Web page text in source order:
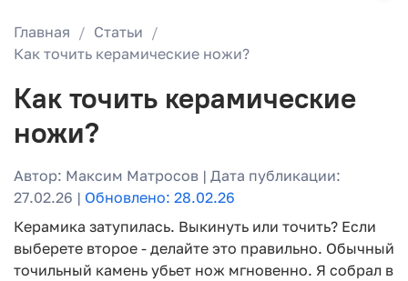
Главная
Статьи
Как точить керамические ножи?
Как точить керамические
ножи?
Автор: Максим Матросов | Дата публикации:
27.02.26 | Обновлено: 28.02.26
Керамика затупилась. Выкинуть или точить? Если
выберете второе - делайте это правильно. Обычный
точильный камень убьет нож мгновенно. Я собрал в